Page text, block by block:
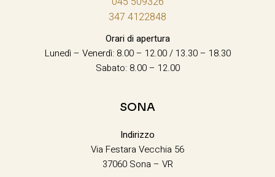
347 4122848
Orari di apertura
Lunedì – Venerdì: 8.00 – 12.00 / 13.30 – 18.30
Sabato: 8.00 – 12.00
SONA
Indirizzo
Via Festara Vecchia 56
37060 Sona – VR